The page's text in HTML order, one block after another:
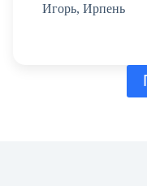
Игорь, Ирпень